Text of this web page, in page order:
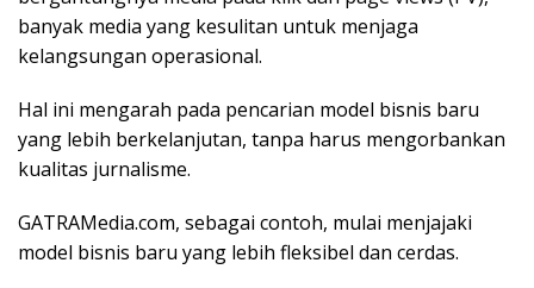
banyak media yang kesulitan untuk menjaga
kelangsungan operasional.
Hal ini mengarah pada pencarian model bisnis baru
yang lebih berkelanjutan, tanpa harus mengorbankan
kualitas jurnalisme.
GATRAMedia.com, sebagai contoh, mulai menjajaki
model bisnis baru yang lebih fleksibel dan cerdas.